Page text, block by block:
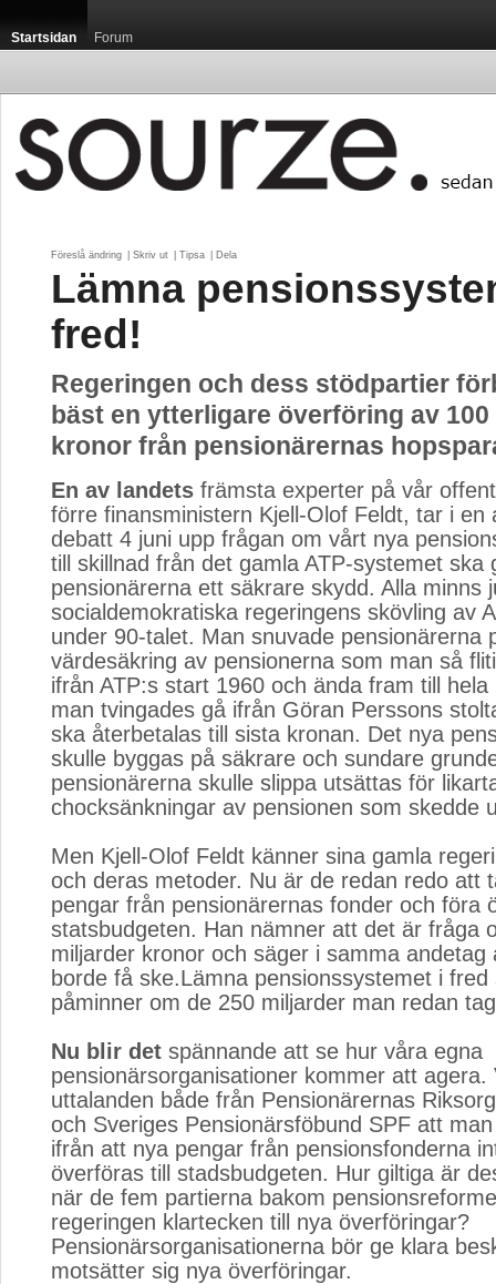
Startsidan Forum
Föreslå ändring Skriv ut Tipsa Dela
Lämna
fred!
Regeringen och dess stödpartier
bäst en ytterligare överföring av
kronor från pensionärernas
En av landets främsta experter på vår
förre finansministern Kjell-Olof Feldt, tar i en
debatt 4 juni upp frågan om vårt nya
till skillnad från det gamla ATP-systemet ska
pensionärerna ett säkrare skydd. Alla minns
socialdemokratiska regeringens skövling av
under 90-talet. Man snuvade pensionärerna
värdesäkring av pensionerna som man så
ifrån ATP:s start 1960 och ända fram till hela
man tvingades gå ifrån Göran Perssons
ska återbetalas till sista kronan. Det nya
skulle byggas på säkrare och sundare
pensionärerna skulle slippa utsättas för
chocksänkningar av pensionen som skedde
Men Kjell-Olof Feldt känner sina gamla
och deras metoder. Nu är de redan redo att
pengar från pensionärernas fonder och föra
statsbudgeten. Han nämner att det är fråga
miljarder kronor och säger i samma andetag
borde få ske.Lämna pensionssystemet i
påminner om de 250 miljarder man redan
Nu blir det spännande att se hur våra egna
pensionärsorganisationer kommer att agera.
uttalanden både från Pensionärernas
och Sveriges Pensionärsföbund SPF att
ifrån att nya pengar från pensionsfonderna
överföras till stadsbudgeten. Hur giltiga är
när de fem partierna bakom
regeringen klartecken till nya överföringar?
Pensionärsorganisationerna bör ge klara
motsätter sig nya överföringar.